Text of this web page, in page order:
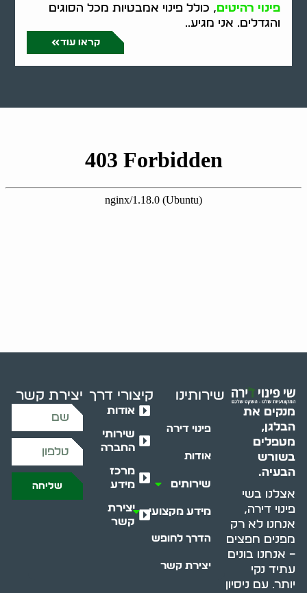
פינוי רהיטים, כולל פינוי אמבטיות מכל הסוגים
והגדלים. אני מגיע..
קראו עוד
מנקים את
הבלגן,
מטפלים
בשורש
הבעיה.
אצלנו בשי
פינוי דירה,
אנחנו לא רק
מפנים חפצים
– אנחנו בונים
עתיד נקי
יותר. עם ניסיון
שירותינו
פינוי דירה
אודות
שירותים
מידע מקצועי
הדרך לחופש
יצירת קשר
קיצורי דרך
אודות
שירותי
החברה
מרכז
מידע
יצירת
קשר
יצירת קשר
שליחה